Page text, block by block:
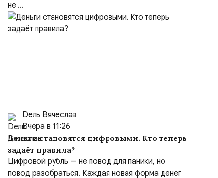
не ...
Dель Вячеслав
Вчера в 11:26
Деньги становятся цифровыми. Кто теперь
задаёт правила?
Цифровой рубль — не повод для паники, но
повод разобраться. Каждая новая форма денег